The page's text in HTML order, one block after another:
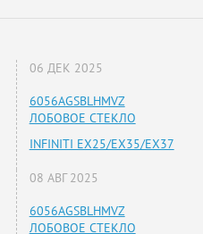
06 ДЕК 2025
6056AGSBLHMVZ
ЛОБОВОЕ СТЕКЛО
INFINITI EX25/EX35/EX37
08 АВГ 2025
6056AGSBLHMVZ
ЛОБОВОЕ СТЕКЛО